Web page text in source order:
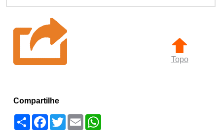
Topo
Compartilhe
Compartilhar
Facebook
TwitterEmailWhatsApp